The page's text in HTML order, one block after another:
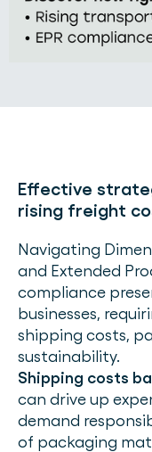
Effective
rising freight
Navigating
and Extended
compliance
businesses,
shipping costs,
sustainability.
Shipping costs
can drive up
demand
of packaging